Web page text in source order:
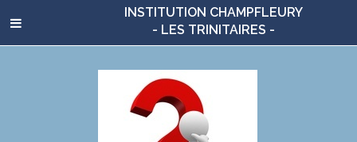
INSTITUTION CHAMPFLEURY
- LES TRINITAIRES -